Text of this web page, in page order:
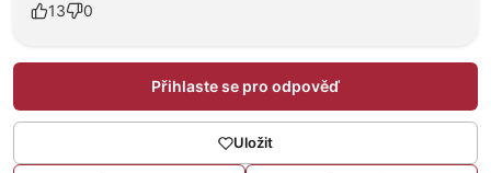
13
0
Přihlaste se pro odpověď
Uložit